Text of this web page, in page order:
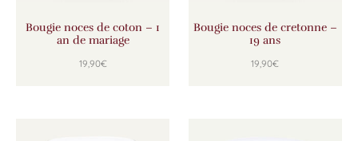
Bougie noces de coton – 1
an de mariage
19,90€
Bougie noces de cretonne –
19 ans
19,90€